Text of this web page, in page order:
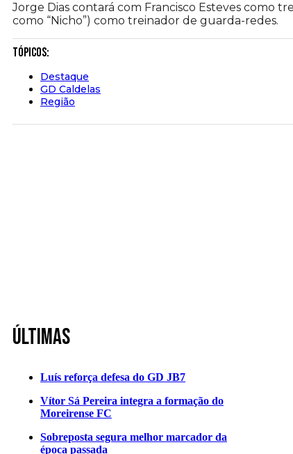
Jorge Dias contará com Francisco Esteves como
como “Nicho”) como treinador de guarda-redes.
Tópicos:
Destaque
GD Caldelas
Região
Últimas
Luís reforça defesa do GD JB7
Vítor Sá Pereira integra a formação do
Moreirense FC
Sobreposta segura melhor marcador da
época passada